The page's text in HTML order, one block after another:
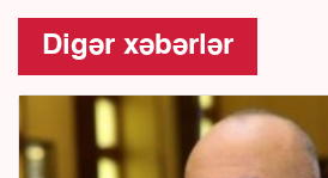
Digər xəbərlər